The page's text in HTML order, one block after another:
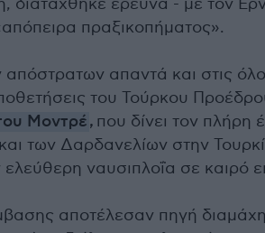
έρευνα - με τον
πραξικοπήματος».
απόστρατων απαντά και στις
του Τούρκου
Μοντρέ, που δίνει τον πλήρη
των Δαρδανελίων στην
ναυσιπλοΐα σε καιρό
αποτέλεσαν πηγή